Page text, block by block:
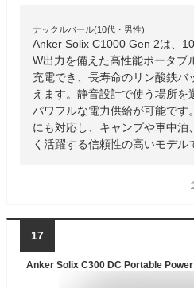
ナックルバール(10代・男性)
Anker Solix C1000 Gen 2は、
W出力を備えた高性能ポータブ
充電でき、長寿命のリン酸鉄バ
えます。静音設計で使う場所を
パワフルな電力供給が可能です
にも対応し、キャンプや車中泊
く活躍する信頼性の高いモデル
17